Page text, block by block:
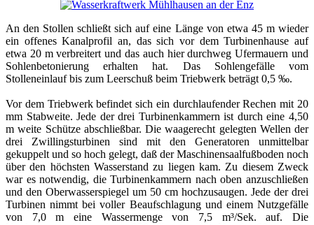
An den Stollen schließt sich auf eine Länge von etwa 45 m wieder
ein offenes Kanalprofil an, das sich vor dem Turbinenhause auf
etwa 20 m verbreitert und das auch hier durchweg Ufermauern und
Sohlenbetonierung erhalten hat. Das Sohlengefälle vom
Stolleneinlauf bis zum Leerschuß beim Triebwerk beträgt 0,5 ‰.
Vor dem Triebwerk befindet sich ein durchlaufender Rechen mit 20
mm Stabweite. Jede der drei Turbinenkammern ist durch eine 4,50
m weite Schütze abschließbar. Die waagerecht gelegten Wellen der
drei Zwillingsturbinen sind mit den Generatoren unmittelbar
gekuppelt und so hoch gelegt, daß der Maschinensaalfußboden noch
über den höchsten Wasserstand zu liegen kam. Zu diesem Zweck
war es notwendig, die Turbinenkammern nach oben anzuschließen
und den Oberwasserspiegel um 50 cm hochzusaugen. Jede der drei
Turbinen nimmt bei voller Beaufschlagung und einem Nutzgefälle
von 7,0 m eine Wassermenge von 7,5 m³/Sek. auf. Die